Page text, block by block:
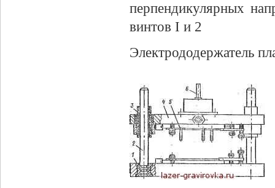
перпендикулярных
винтов I и 2
Электрододержатель